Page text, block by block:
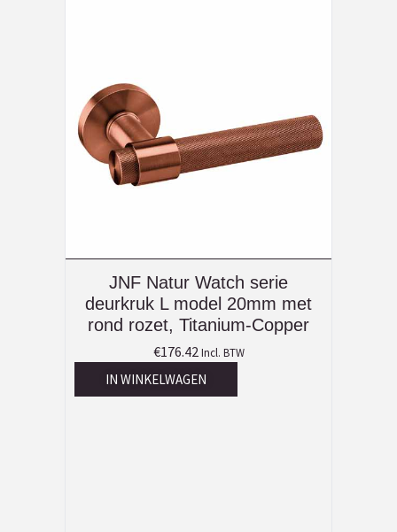
JNF Natur Watch serie
deurkruk L model 20mm met
rond rozet, Titanium-Copper
€176.42 Incl. BTW
IN WINKELWAGEN